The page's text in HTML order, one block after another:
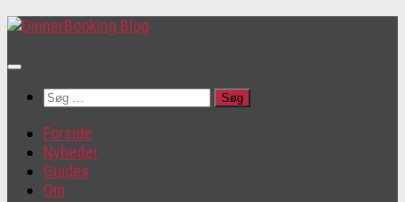
Søg
Forside
Nyheder
Guides
Om